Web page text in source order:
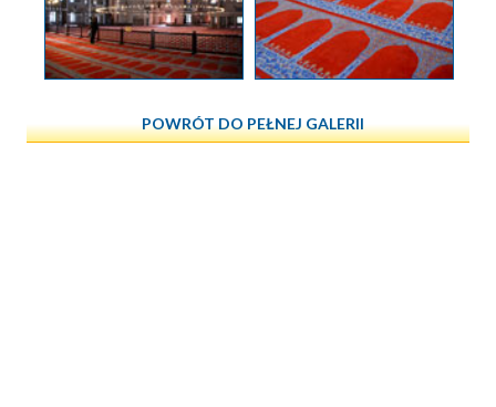
POWRÓT DO PEŁNEJ GALERII